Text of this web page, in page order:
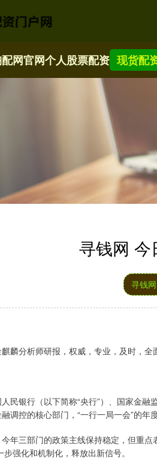
网官网个人股票配资 现货配
寻钱网 今
寻钱网
分析师研报，权威，专业，及时，全
银行（以下简称“央行”）、国家金融
调控的核心部门，“一行一局一会”的年
三部门的政策主线保持稳定，但重点
强化和机制化，释放出新信号。